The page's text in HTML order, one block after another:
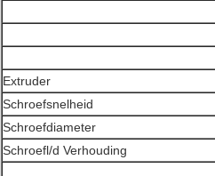
Extruder
Schroefsnelheid
Schroefdiameter
Schroefl/d Verhouding